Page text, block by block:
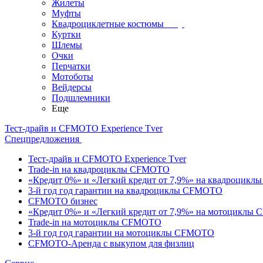
Жилеты
Муфты
Квадроциклетные костюмы
Куртки
Шлемы
Очки
Перчатки
Мотоботы
Вейдерсы
Подшлемники
Еще
Тест-драйв и CFMOTO Experience Tver
Спецпредложения
Тест-драйв и CFMOTO Experience Tver
Trade-in на квадроциклы CFMOTO
«Кредит 0%» и «Легкий кредит от 7,9%» на
3-й год год гарантии на квадроциклы CFMOTO
CFMOTO бизнес
«Кредит 0%» и «Легкий кредит от 7,9%» на мотоциклы
Trade-in на мотоциклы CFMOTO
3-й год год гарантии на мотоциклы CFMOTO
CFMOTO-Аренда с выкупом для физлиц